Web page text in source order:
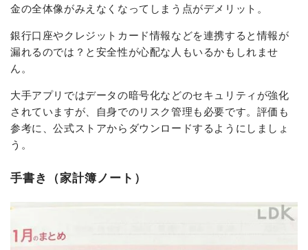
金の全体像がみえなくなってしまう点がデメリット。
銀行口座やクレジットカード情報などを連携すると情報が
漏れるのでは？と安全性が心配な人もいるかもしれませ
ん。
大手アプリではデータの暗号化などのセキュリティが強化
されていますが、自身でのリスク管理も必要です。評価も
参考に、公式ストアからダウンロードするようにしましょ
う。
手書き（家計簿ノート）